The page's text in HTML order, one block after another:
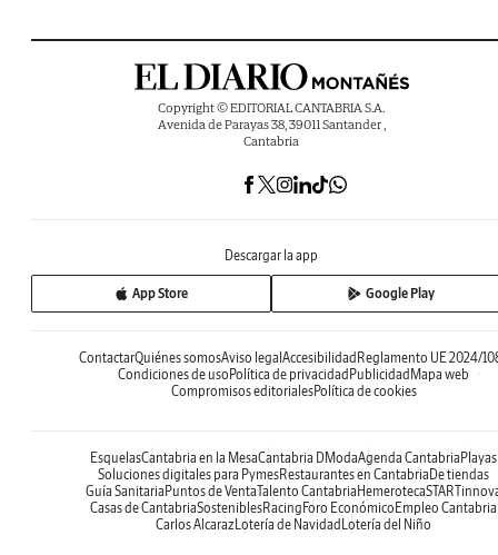
Copyright © EDITORIAL CANTABRIA S.A.
Avenida de Parayas 38, 39011 Santander ,
Cantabria
Descargar la app
App Store Google Play
ContactarQuiénes somosAviso legalAccesibilidadReglamento UE 2024/
Condiciones de usoPolítica de privacidadPublicidadMapa web
Compromisos editorialesPolítica de cookies
EsquelasCantabria en la MesaCantabria DModaAgenda CantabriaPlayas
Soluciones digitales para PymesRestaurantes en CantabriaDe tiendas
Guía SanitariaPuntos de VentaTalento CantabriaHemeroteca
Casas de CantabriaSosteniblesRacingForo EconómicoEmpleo Cantabria
Carlos AlcarazLotería de NavidadLotería del Niño